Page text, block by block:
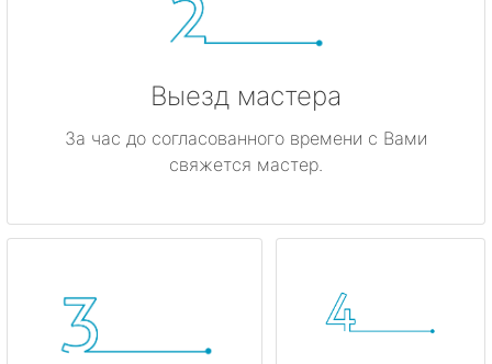
Выезд мастера
За час до согласованного времени с Вами
свяжется мастер.